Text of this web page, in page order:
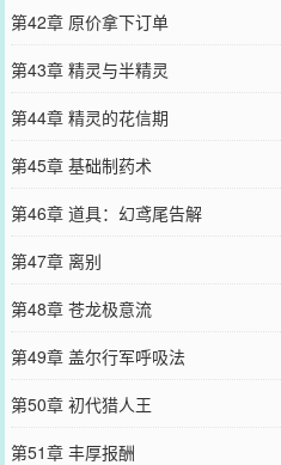
第42章 原价拿下订单
第43章 精灵与半精灵
第44章 精灵的花信期
第45章 基础制药术
第46章 道具：幻鸢尾告解
第47章 离别
第48章 苍龙极意流
第49章 盖尔行军呼吸法
第50章 初代猎人王
第51章 丰厚报酬